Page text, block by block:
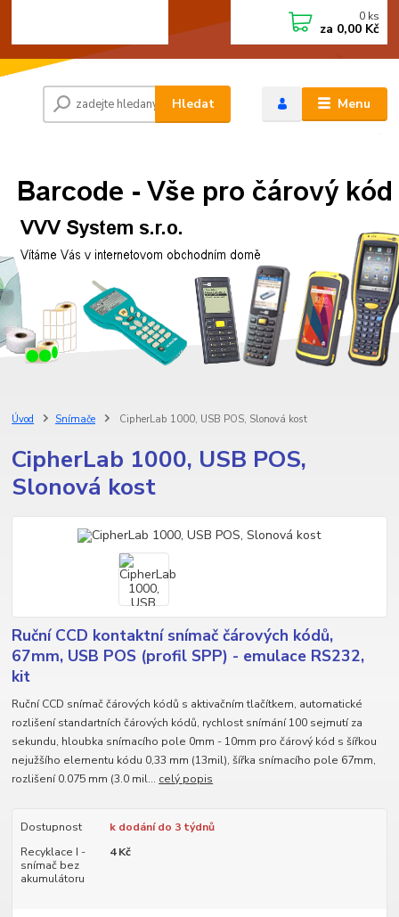
Menu
Hledat
0 ks
za 0,00 Kč
Úvod Snímače CipherLab 1000, USB POS, Slonová kost
CipherLab 1000, USB POS,
Slonová kost
Ruční CCD kontaktní snímač čárových kódů,
67mm, USB POS (profil SPP) - emulace RS232,
kit
Ruční CCD snímač čárových kódů s aktivačním tlačítkem, automatické
rozlišení standartních čárových kódů, rychlost snímání 100 sejmutí za
sekundu, hloubka snímacího pole 0mm - 10mm pro čárový kód s šířkou
nejužšího elementu kódu 0,33 mm (13mil), šířka snímacího pole 67mm,
rozlišení 0.075 mm (3.0 mil... celý popis
Dostupnost
k dodání do 3 týdnů
Recyklace I -
snímač bez
akumulátoru
4 Kč